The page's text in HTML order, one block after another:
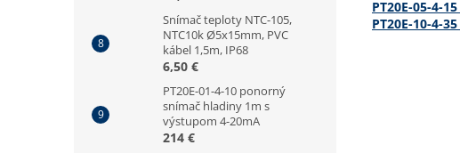
Snímač teploty NTC-105,
NTC10k Ø5x15mm, PVC
kábel 1,5m, IP68
6,50 €
PT20E-01-4-10 ponorný
snímač hladiny 1m s
výstupom 4-20mA
214 €
PT20E-05-4-15
PT20E-10-4-35